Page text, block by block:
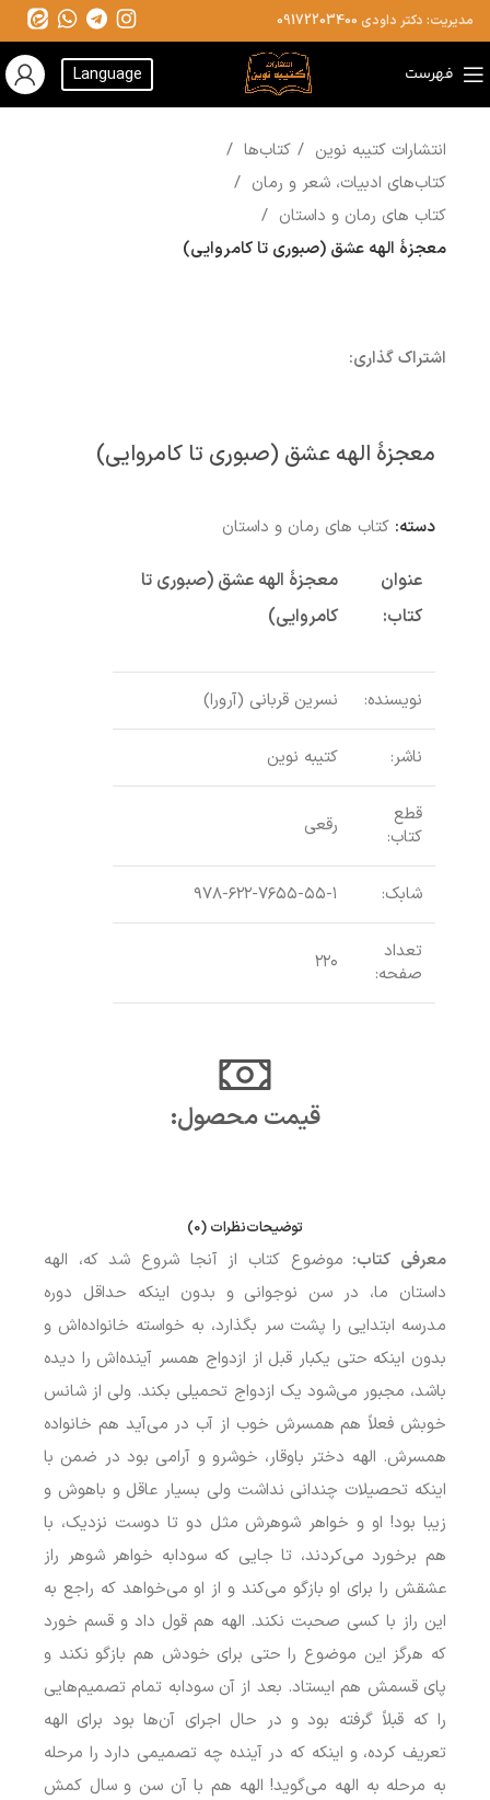
مدیریت: دکتر داودی 09172203400
فهرست Language
انتشارات کتیبه نوین
کتاب‌ها
کتاب‌های ادبیات، شعر و رمان
کتاب های رمان و داستان
معجزۀ الهه عشق (صبوری تا کامروایی)
اشتراک گذاری:
معجزۀ الهه عشق (صبوری تا کامروایی)
دسته: کتاب های رمان و داستان
عنوان
کتاب:
معجزۀ الهه عشق (صبوری تا
کامروایی)
نویسنده: نسرین قربانی (آرورا)
ناشر: کتیبه نوین
قطع
کتاب:
رقعی
شابک: ۹۷۸-۶۲۲-۷۶۵۵-۵۵-۱
تعداد
صفحه:
۲۲۰
قیمت محصول:​
توضیحاتنظرات (0)
معرفی کتاب: موضوع کتاب از آنجا شروع شد که، الهه
داستان ما، در سن نوجوانی و بدون اینکه حداقل دوره
مدرسه ابتدایی را پشت سر بگذارد، به خواسته خانواده‌اش و
بدون اینکه حتی یکبار قبل از ازدواج همسر آینده‌اش را دیده
باشد، مجبور می‌شود یک ازدواج تحمیلی بکند. ولی از شانس
خوبش فعلاً هم همسرش خوب از آب در می‌آید هم خانواده
همسرش. الهه دختر باوقار، خوشرو و آرامی بود در ضمن با
اینکه تحصیلات چندانی نداشت ولی بسیار عاقل و باهوش و
زیبا بود! او و خواهر شوهرش مثل دو تا دوست نزدیک، با
هم برخورد می‌کردند، تا جایی که سودابه خواهر شوهر راز
عشقش را برای او بازگو می‌کند و از او می‌خواهد که راجع به
این راز با کسی صحبت نکند. الهه هم قول داد و قسم خورد
که هرگز این موضوع را حتی برای خودش هم بازگو نکند و
پای قسمش هم ایستاد. بعد از آن سودابه تمام تصمیم‌هایی
را که قبلاً گرفته بود و در حال اجرای آن‌ها بود برای الهه
تعریف کرده، و اینکه که در آینده چه تصمیمی دارد را مرحله
به مرحله به الهه می‌گوید! الهه هم با آن سن و سال کمش